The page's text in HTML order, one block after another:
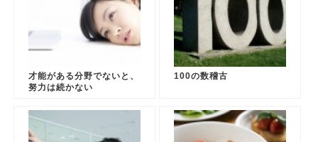
才能がある分野でないと、
努力は続かない
100の数稽古